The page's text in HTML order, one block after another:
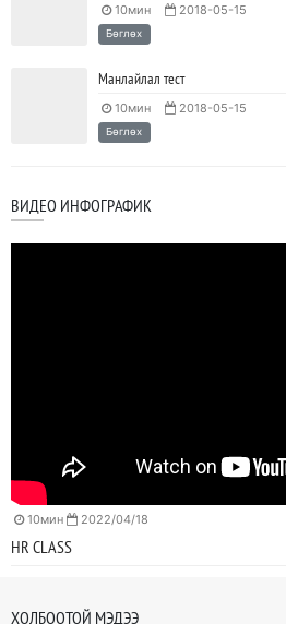
10мин 2018-05-15
Бөглөх
Манлайлал тест
10мин 2018-05-15
Бөглөх
ВИДЕО ИНФОГРАФИК
10мин 2022/04/18
HR CLASS
ХОЛБООТОЙ МЭДЭЭ